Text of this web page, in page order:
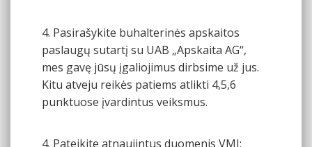
4. Pasirašykite buhalterinės apskaitos
paslaugų sutartį su UAB „Apskaita AG“,
mes gavę jūsų įgaliojimus dirbsime už jus.
Kitu atveju reikės patiems atlikti 4,5,6
punktuose įvardintus veiksmus.
4. Pateikite atnaujintus duomenis VMI: